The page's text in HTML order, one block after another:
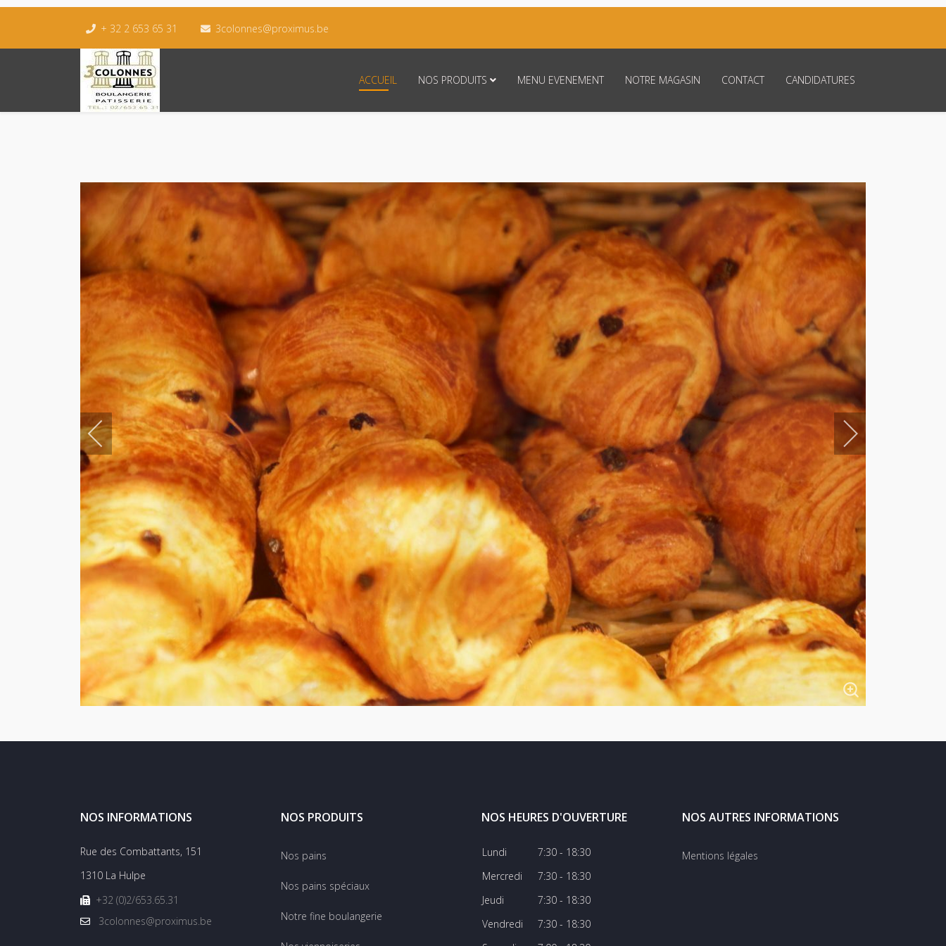
+ 32 2 653 65 31 3colonnes@proximus.be
ACCUEIL NOS PRODUITS MENU EVENEMENT NOTRE MAGASIN CONTACT CANDIDATURES
NOS INFORMATIONS
Rue des Combattants, 151
1310 La Hulpe
+32 (0)2/653.65.31
3colonnes@proximus.be
NOS PRODUITS
Nos pains
Nos pains spéciaux
Notre fine boulangerie
NOS HEURES D'OUVERTURE
Lundi
Mercredi
Jeudi
Vendredi
7:30 - 18:30
7:30 - 18:30
7:30 - 18:30
7:30 - 18:30
NOS AUTRES INFORMATIONS
Mentions légales